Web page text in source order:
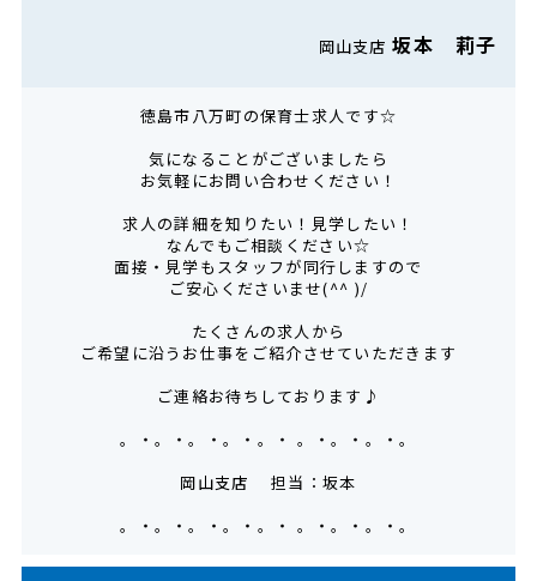
岡山支店坂本 莉子
徳島市八万町の保育士求人です☆
気になることがございましたら
お気軽にお問い合わせください！
求人の詳細を知りたい！見学したい！
なんでもご相談ください☆
面接・見学もスタッフが同行しますので
ご安心くださいませ(^^ )/
たくさんの求人から
ご希望に沿うお仕事をご紹介させていただきます
ご連絡お待ちしております♪
。・。・。・。・。・ 。・。・。・。
岡山支店 担当：坂本
。・。・。・。・。・ 。・。・。・。